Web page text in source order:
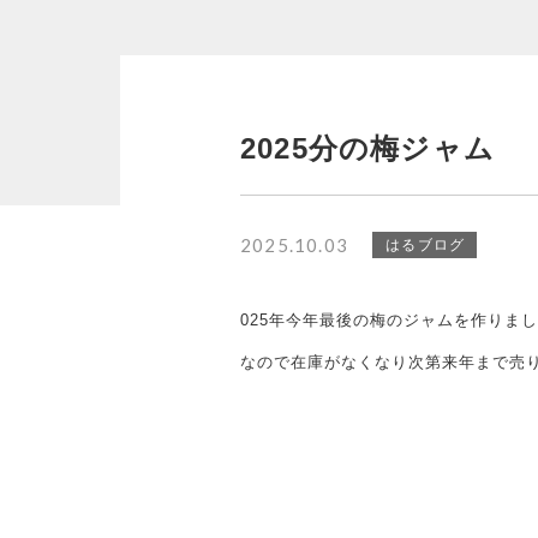
2025分の梅ジャム
2025.10.03 はるブログ
025年今年最後の梅のジャムを作りま
なので在庫がなくなり次第来年まで売